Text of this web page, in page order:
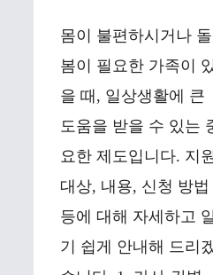
몸이 불편하시거나 돌
봄이 필요한 가족이
을 때, 일상생활에 큰
도움을 받을 수 있는
요한 제도입니다. 지원
대상, 내용, 신청 방법
등에 대해 자세하고
기 쉽게 안내해 드리